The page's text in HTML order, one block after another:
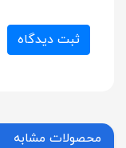
ثبت دیدگاه
محصولات مشابه